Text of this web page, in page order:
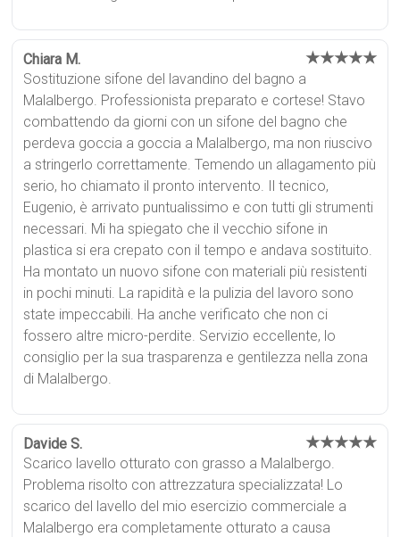
Chiara M. ★★★★★
Sostituzione sifone del lavandino del bagno a
Malalbergo. Professionista preparato e cortese! Stavo
combattendo da giorni con un sifone del bagno che
perdeva goccia a goccia a Malalbergo, ma non riuscivo
a stringerlo correttamente. Temendo un allagamento più
serio, ho chiamato il pronto intervento. Il tecnico,
Eugenio, è arrivato puntualissimo e con tutti gli strumenti
necessari. Mi ha spiegato che il vecchio sifone in
plastica si era crepato con il tempo e andava sostituito.
Ha montato un nuovo sifone con materiali più resistenti
in pochi minuti. La rapidità e la pulizia del lavoro sono
state impeccabili. Ha anche verificato che non ci
fossero altre micro-perdite. Servizio eccellente, lo
consiglio per la sua trasparenza e gentilezza nella zona
di Malalbergo.
Davide S. ★★★★★
Scarico lavello otturato con grasso a Malalbergo.
Problema risolto con attrezzatura specializzata! Lo
scarico del lavello del mio esercizio commerciale a
Malalbergo era completamente otturato a causa